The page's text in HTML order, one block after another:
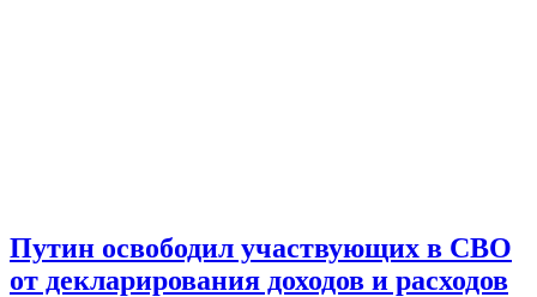
Путин освободил участвующих в СВО
от декларирования доходов и расходов